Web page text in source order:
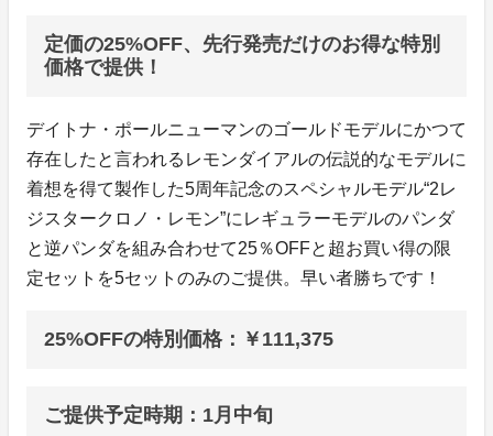
定価の25%OFF、先行発売だけのお得な特別
価格で提供！
デイトナ・ポールニューマンのゴールドモデルにかつて
存在したと言われるレモンダイアルの伝説的なモデルに
着想を得て製作した5周年記念のスペシャルモデル“2レ
ジスタークロノ・レモン”にレギュラーモデルのパンダ
と逆パンダを組み合わせて25％OFFと超お買い得の限
定セットを5セットのみのご提供。早い者勝ちです！
25%OFFの特別価格：￥111,375
ご提供予定時期：1月中旬